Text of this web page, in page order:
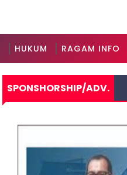
HUKUM RAGAM INFO
SPONSHORSHIP/ADV.